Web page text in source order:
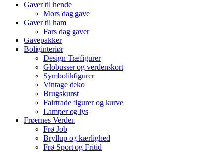
Gaver til hende
Mors dag gave
Gaver til ham
Fars dag gaver
Gavepakker
Boliginteriør
Design Træfigurer
Globusser og verdenskort
Symbolikfigurer
Vintage deko
Brugskunst
Fairtrade figurer og kurve
Lamper og lys
Frøernes Verden
Frø Job
Bryllup og kærlighed
Frø Sport og Fritid